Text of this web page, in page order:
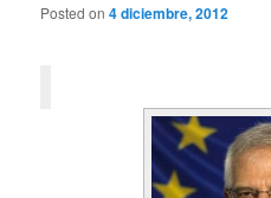
Posted on4 diciembre, 2012